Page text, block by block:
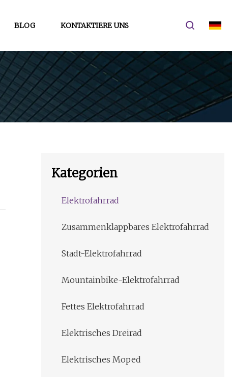
BLOG KONTAKTIERE UNS
Kategorien
Elektrofahrrad
Zusammenklappbares Elektrofahrrad
Stadt-Elektrofahrrad
Mountainbike-Elektrofahrrad
Fettes Elektrofahrrad
Elektrisches Dreirad
Elektrisches Moped